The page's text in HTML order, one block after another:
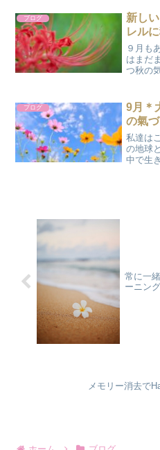
出来れ
ょうが
ブログ
新し
レル
９月も
はまだ
つ秋の
いのか
分が想
ブログ
9月＊
の氣
私達は
の地球
中で生
常に一
ーニング
メモリー消去で